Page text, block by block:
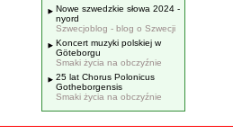
Nowe szwedzkie słowa 2024 -
nyord
Szwecjoblog - blog o Szwecji
Koncert muzyki polskiej w
Göteborgu
Smaki życia na obczyźnie
25 lat Chorus Polonicus
Gotheborgensis
Smaki życia na obczyźnie